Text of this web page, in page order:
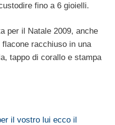
fino a 6 gioielli.
per il Natale 2009, anche
flacone racchiuso in una
tappo di corallo e stampa
il vostro lui ecco il